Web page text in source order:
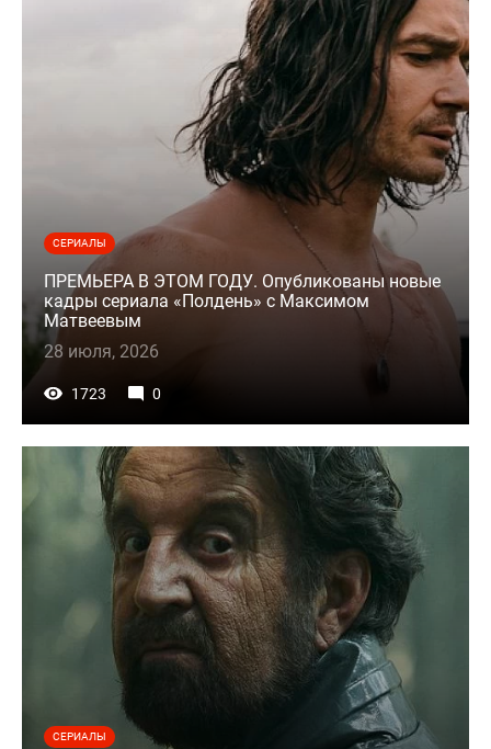
СЕРИАЛЫ
ПРЕМЬЕРА В ЭТОМ ГОДУ. Опубликованы новые
кадры сериала «Полдень» с Максимом
Матвеевым
28 июля, 2026
1723 0
СЕРИАЛЫ